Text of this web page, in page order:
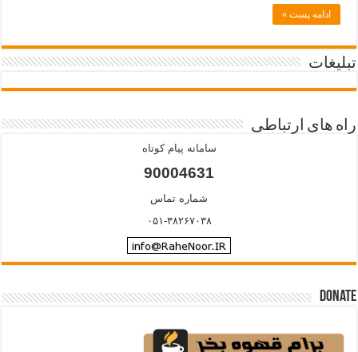
ادامه پست »
تبلیغات
راه های ارتباطی
سامانه پیام کوتاه
90004631
شماره تماس
۰۵۱-۳۸۲۶۷۰۳۸
Donate